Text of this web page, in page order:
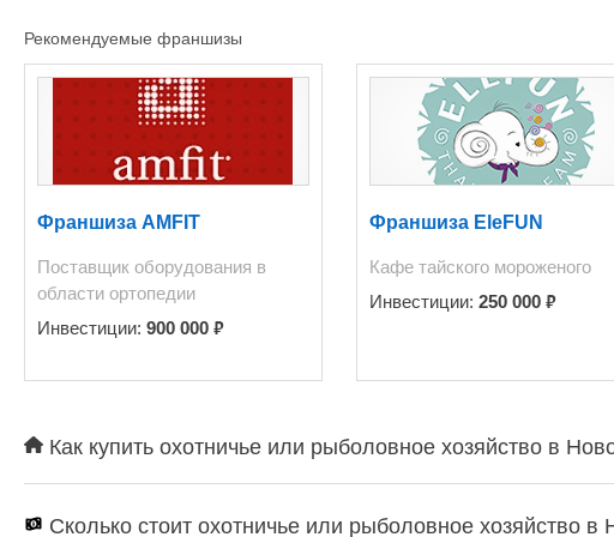
Рекомендуемые франшизы
Франшиза AMFIT
Поставщик оборудования в
области ортопедии
Инвестиции: 900 000 ₽
Франшиза EleFUN
Кафе тайского мороженого
Инвестиции:250 000₽
Как купить охотничье или рыболовное хозяйство в
Сколько стоит охотничье или рыболовное хозяйство в